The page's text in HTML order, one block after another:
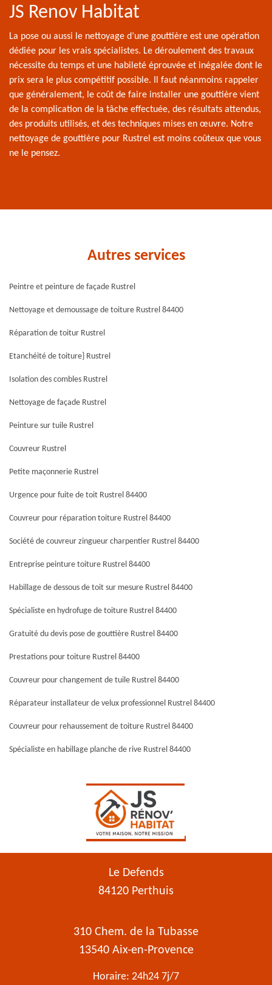
JS Renov Habitat
La pose ou aussi le nettoyage d’une gouttière est une opération
dédiée pour les vrais spécialistes. Le déroulement des travaux
nécessite du temps et une habileté éprouvée et inégalée dont le
prix sera le plus compétitif possible. Il faut néanmoins rappeler
que généralement, le coût de faire installer une gouttière vient
de la complication de la tâche effectuée, des résultats attendus,
des produits utilisés, et des techniques mises en œuvre. Notre
nettoyage de gouttière pour Rustrel est moins coûteux que vous
ne le pensez.
Autres services
Peintre et peinture de façade Rustrel
Nettoyage et demoussage de toiture Rustrel 84400
Réparation de toitur Rustrel
Etanchéité de toiture} Rustrel
Isolation des combles Rustrel
Nettoyage de façade Rustrel
Peinture sur tuile Rustrel
Couvreur Rustrel
Petite maçonnerie Rustrel
Urgence pour fuite de toit Rustrel 84400
Couvreur pour réparation toiture Rustrel 84400
Société de couvreur zingueur charpentier Rustrel 84400
Entreprise peinture toiture Rustrel 84400
Habillage de dessous de toit sur mesure Rustrel 84400
Spécialiste en hydrofuge de toiture Rustrel 84400
Gratuité du devis pose de gouttière Rustrel 84400
Prestations pour toiture Rustrel 84400
Couvreur pour changement de tuile Rustrel 84400
Réparateur installateur de velux professionnel Rustrel 84400
Couvreur pour rehaussement de toiture Rustrel 84400
Spécialiste en habillage planche de rive Rustrel 84400
Le Defends
84120 Perthuis
310 Chem. de la Tubasse
13540 Aix-en-Provence
Horaire: 24h24 7j/7